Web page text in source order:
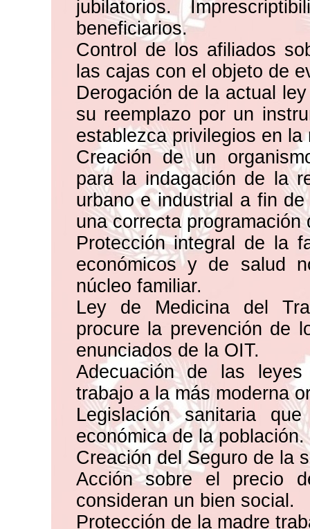
jubilatorios.
beneficiarios.
Control de los afiliados
las cajas con el objeto de
Derogación de la actual
su reemplazo por un
establezca privilegios en la
Creación de un
para la indagación de la
urbano e industrial a fin
una correcta programación
Protección integral de la
económicos y de salud
núcleo familiar.
Ley de Medicina del
procure la prevención de
enunciados de la OIT.
Adecuación de las
trabajo a la más moderna
Legislación sanitaria
económica de la población.
Creación del Seguro de la
Acción sobre el precio
consideran un bien social.
Protección de la madre